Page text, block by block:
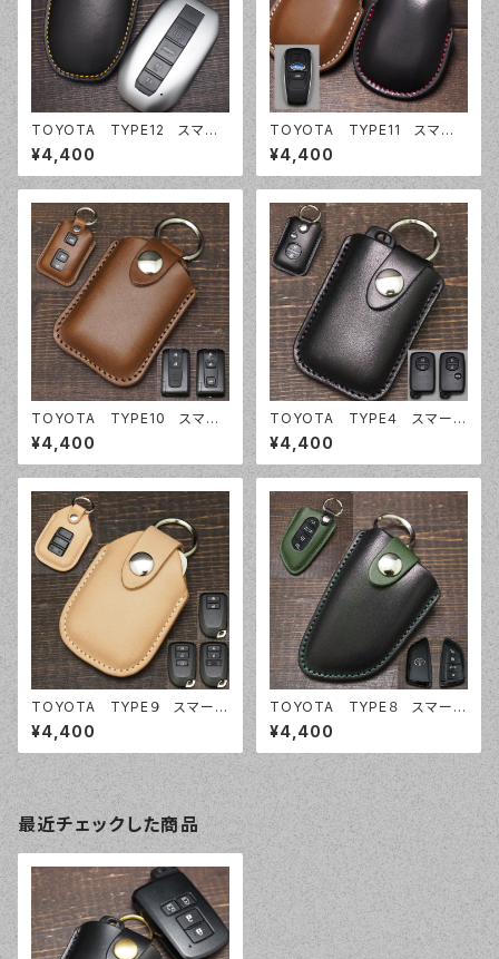
TOYOTA TYPE12 スマー
トキーケース スマートキーカバ
ー オーダーメイド 本革レザ
ー トヨタ
¥4,400
TOYOTA TYPE11 スマート
キーケース スマートキーカバ
ー オーダーメイド 本革レザ
ー トヨタ
¥4,400
TOYOTA TYPE10 スマー
トキーケース スマートキーカバ
ー オーダーメイド 本革レザ
ー トヨタ
¥4,400
TOYOTA TYPE４ スマート
キーケース スマートキーカバ
ー オーダーメイド 本革レザ
ー トヨタ
¥4,400
TOYOTA TYPE９ スマート
キーケース スマートキーカバ
ー オーダーメイド 本革レザ
ー トヨタ
¥4,400
TOYOTA TYPE８ スマート
キーケース スマートキーカバ
ー オーダーメイド 本革レザ
ー トヨタ
¥4,400
最近チェックした商品